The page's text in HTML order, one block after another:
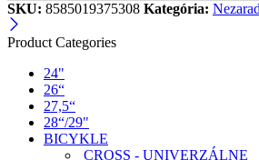
SKU: 8585019375308 Kategória:
Product Categories
24"
26“
27,5“
28“/29"
BICYKLE
CROSS - UNIVERZÁLNE